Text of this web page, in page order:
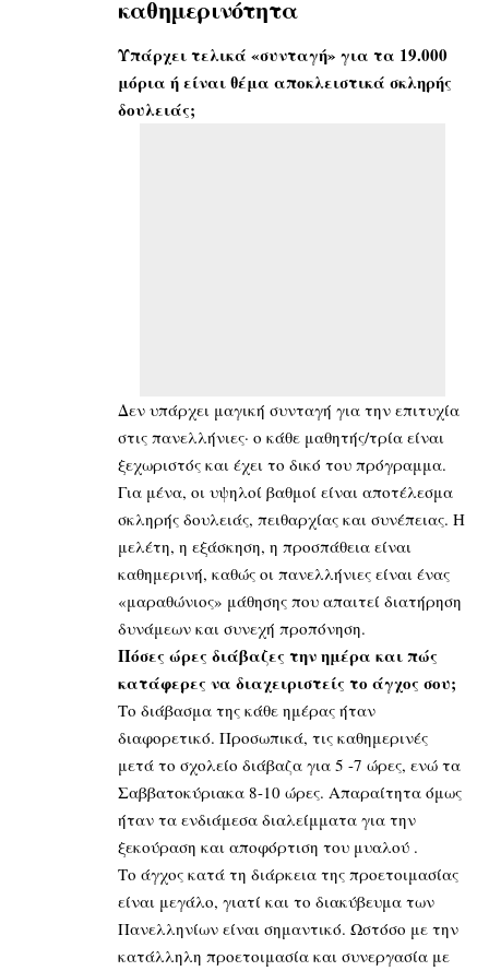
καθημερινότητα
Υπάρχει τελικά «συνταγή» για τα 19.000
μόρια ή είναι θέμα αποκλειστικά σκληρής
δουλειάς;
Δεν υπάρχει μαγική συνταγή για την επιτυχία
στις πανελλήνιες· ο κάθε μαθητής/τρία είναι
ξεχωριστός και έχει το δικό του πρόγραμμα.
Για μένα, οι υψηλοί βαθμοί είναι αποτέλεσμα
σκληρής δουλειάς, πειθαρχίας και συνέπειας. Η
μελέτη, η εξάσκηση, η προσπάθεια είναι
καθημερινή, καθώς οι πανελλήνιες είναι ένας
«μαραθώνιος» μάθησης που απαιτεί διατήρηση
δυνάμεων και συνεχή προπόνηση.
Πόσες ώρες διάβαζες την ημέρα και πώς
κατάφερες να διαχειριστείς το άγχος σου;
Το διάβασμα της κάθε ημέρας ήταν
διαφορετικό. Προσωπικά, τις καθημερινές
μετά το σχολείο διάβαζα για 5 -7 ώρες, ενώ τα
Σαββατοκύριακα 8-10 ώρες. Απαραίτητα όμως
ήταν τα ενδιάμεσα διαλείμματα για την
ξεκούραση και αποφόρτιση του μυαλού .
Το άγχος κατά τη διάρκεια της προετοιμασίας
είναι μεγάλο, γιατί και το διακύβευμα των
Πανελληνίων είναι σημαντικό. Ωστόσο με την
κατάλληλη προετοιμασία και συνεργασία με